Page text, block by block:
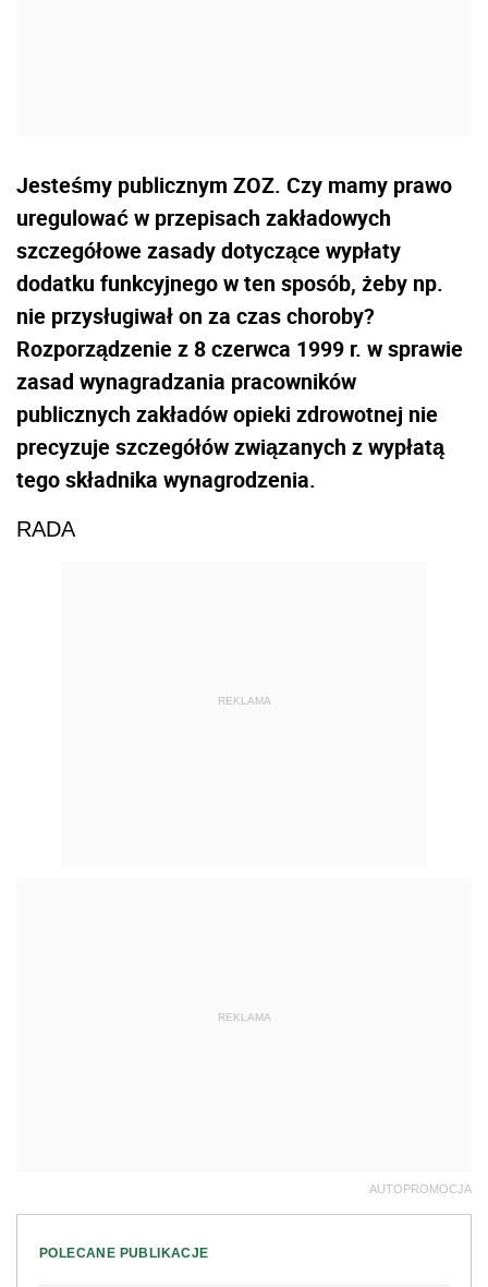
Jesteśmy publicznym ZOZ. Czy mamy prawo
uregulować w przepisach zakładowych
szczegółowe zasady dotyczące wypłaty
dodatku funkcyjnego w ten sposób, żeby np.
nie przysługiwał on za czas choroby?
Rozporządzenie z 8 czerwca 1999 r. w sprawie
zasad wynagradzania pracowników
publicznych zakładów opieki zdrowotnej nie
precyzuje szczegółów związanych z wypłatą
tego składnika wynagrodzenia.
RADA
REKLAMA
REKLAMA
AUTOPROMOCJA
POLECANE PUBLIKACJE